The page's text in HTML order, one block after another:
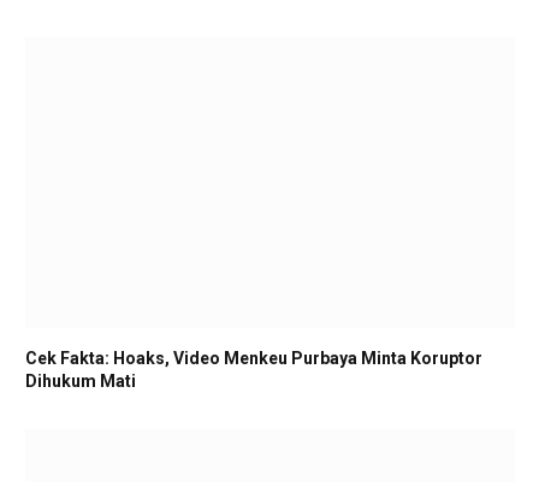
Cek Fakta: Hoaks, Video Menkeu Purbaya Minta Koruptor
Dihukum Mati